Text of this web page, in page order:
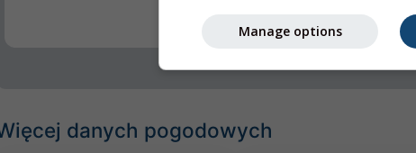
danych pogodowych
Manage options